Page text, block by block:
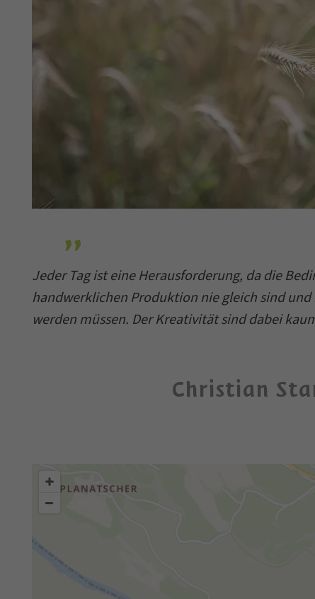
Jeder Tag ist eine Herausforderung, da die
handwerklichen Produktion nie gleich sind und
werden müssen. Der Kreativität sind dabei
Christian